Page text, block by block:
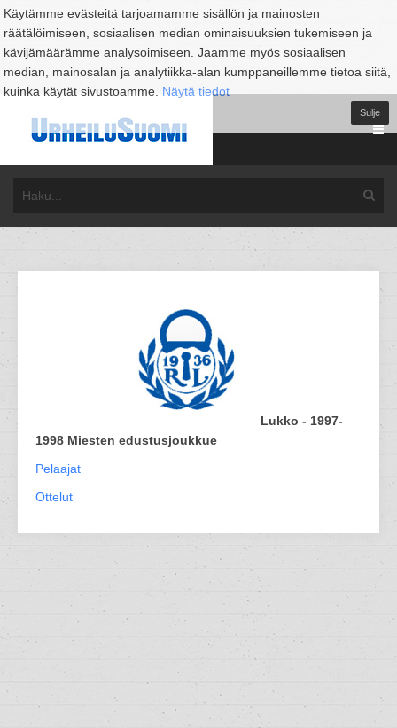
Käytämme evästeitä tarjoamamme sisällön ja mainosten
räätälöimiseen, sosiaalisen median ominaisuuksien tukemiseen ja
kävijämäärämme analysoimiseen. Jaamme myös sosiaalisen
median, mainosalan ja analytiikka-alan kumppaneillemme tietoa siitä,
kuinka käytät sivustoamme. Näytä tiedot
Sulje
Lukko - 1997-
1998 Miesten edustusjoukkue
Pelaajat
Ottelut